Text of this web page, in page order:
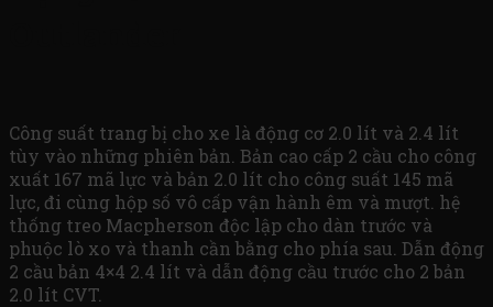
Công suất trang bị cho xe là động cơ 2.0 lít và 2.4 lít
tùy vào những phiên bản. Bản cao cấp 2 cầu cho công
xuất 167 mã lực và bản 2.0 lít cho công suất 145 mã
lực, đi cùng hộp số vô cấp vận hành êm và mượt. hệ
thống treo Macpherson độc lập cho dàn trước và
phuộc lò xo và thanh cần bằng cho phía sau. Dẫn động
2 cầu bản 4×4 2.4 lít và dẫn động cầu trước cho 2 bản
2.0 lít CVT.